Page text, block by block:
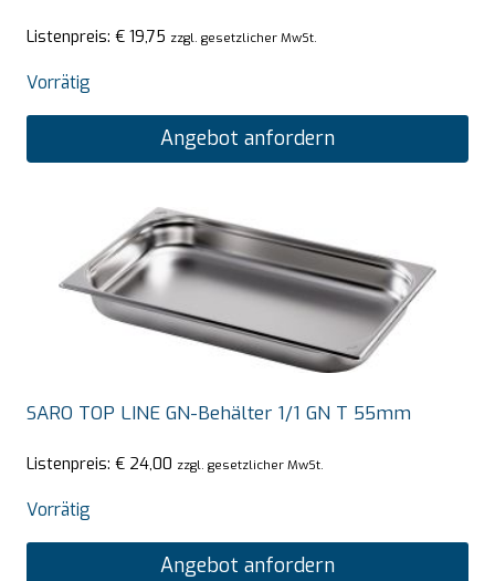
Listenpreis: € 19,75 zzgl. gesetzlicher MwSt.
Vorrätig
Angebot anfordern
SARO TOP LINE GN-Behälter 1/1 GN T 55mm
Listenpreis: € 24,00 zzgl. gesetzlicher MwSt.
Vorrätig
Angebot anfordern